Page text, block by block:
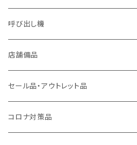
呼び出し機
アーバンコール20
シーザーコール＆レイガンコール
コールギア
店舗備品
傘袋装着機 無滴くん
フレッシュパッカー
セール品・アウトレット品
コロナ対策品